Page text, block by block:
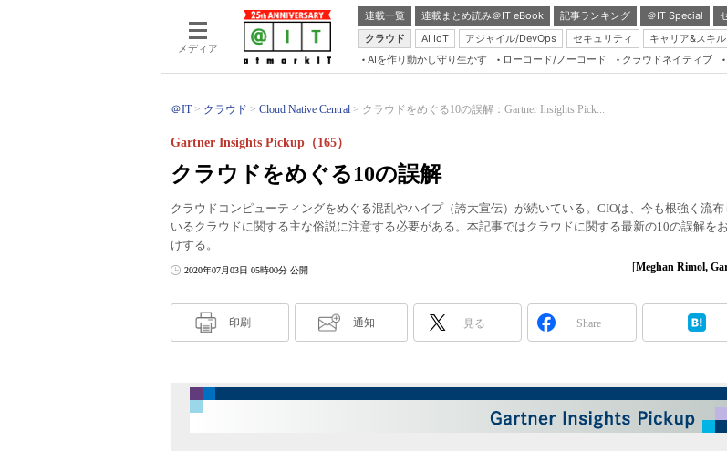
メディア
連載一覧 連載まとめ読み＠IT eBook 記事ランキング ＠IT Special
クラウド
AI IoT アジャイル/DevOps セキュリティ キャリア&スキル
AIを作り動かし守り生かす ローコード/ノーコード クラウドネイティブ
＠IT クラウド Cloud Native Central クラウドをめぐる10の誤解：Gartner Insights Pick...
クラウドをめぐる10の誤解
Gartner Insights Pickup（165）
クラウドコンピューティングをめぐる混乱やハイプ（誇大宣伝）が続いている。CIOは、今も根強く流布
いるクラウドに関する主な俗説に注意する必要がある。本記事ではクラウドに関する最新の10の誤解を
けする。
2020年07月03日 05時00分 公開 [Meghan Rimol,
印刷 通知 見る Share